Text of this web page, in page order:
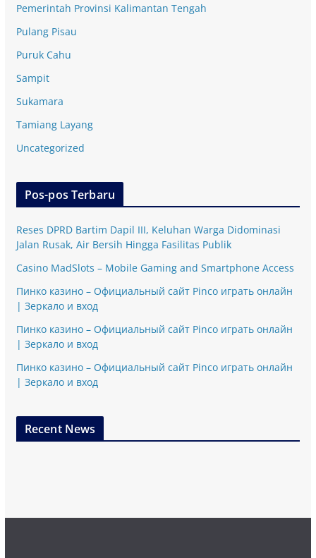
Pemerintah Provinsi Kalimantan Tengah
Pulang Pisau
Puruk Cahu
Sampit
Sukamara
Tamiang Layang
Uncategorized
Pos-pos Terbaru
Reses DPRD Bartim Dapil III, Keluhan Warga Didominasi
Jalan Rusak, Air Bersih Hingga Fasilitas Publik
Casino MadSlots – Mobile Gaming and Smartphone Access
Пинко казино – Официальный сайт Pinco играть онлайн
| Зеркало и вход
Пинко казино – Официальный сайт Pinco играть онлайн
| Зеркало и вход
Пинко казино – Официальный сайт Pinco играть онлайн
| Зеркало и вход
Recent News